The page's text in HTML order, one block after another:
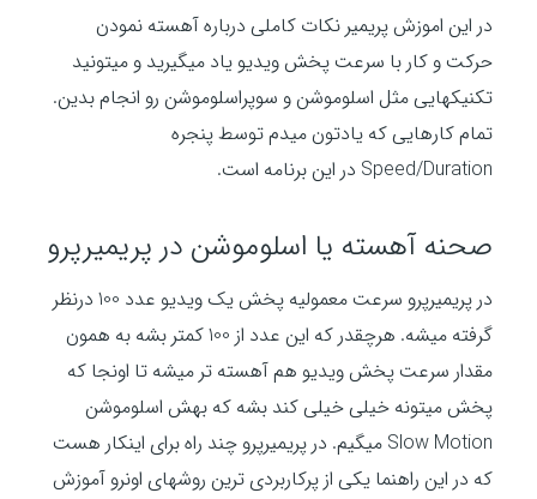
در این اموزش پریمیر نکات کاملی درباره آهسته نمودن
حرکت و کار با سرعت پخش ویدیو یاد میگیرید و میتونید
تکنیکهایی مثل اسلوموشن و سوپراسلوموشن رو انجام بدین.
تمام کارهایی که یادتون میدم توسط پنجره
Speed/Duration در این برنامه است.
صحنه آهسته یا اسلوموشن در پریمیرپرو
در پریمیرپرو سرعت معمولیه پخش یک ویدیو عدد 100 درنظر
گرفته میشه. هرچقدر که این عدد از 100 کمتر بشه به همون
مقدار سرعت پخش ویدیو هم آهسته تر میشه تا اونجا که
پخش میتونه خیلی خیلی کند بشه که بهش اسلوموشن
Slow Motion میگیم. در پریمیرپرو چند راه برای اینکار هست
که در این راهنما یکی از پرکاربردی ترین روشهای اونرو آموزش